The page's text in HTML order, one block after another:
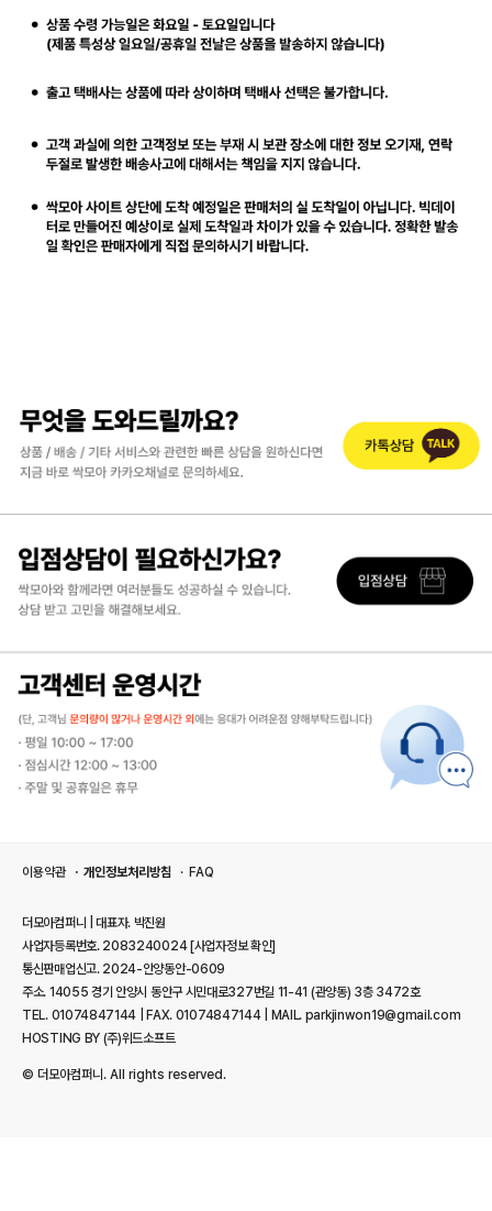
이용약관 개인정보처리방침 FAQ
더모아컴퍼니 | 대표자. 박진원
사업자등록번호. 2083240024[사업자정보 확인]
통신판매업신고. 2024-안양동안-0609
주소. 14055 경기 안양시 동안구 시민대로327번길 11-41 (관양동) 3층 3472호
TEL. 01074847144 | FAX. 01074847144 | MAIL. parkjinwon19@gmail.com
HOSTING BY (주)위드소프트
© 더모아컴퍼니. All rights reserved.